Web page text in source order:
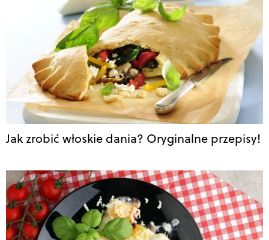
Jak zrobić włoskie dania? Oryginalne przepisy!